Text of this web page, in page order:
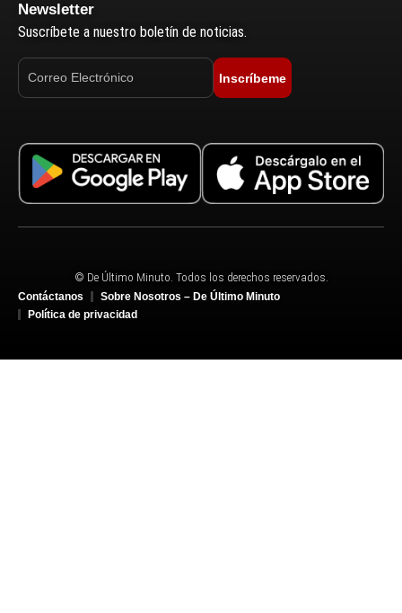
Newsletter
Suscríbete a nuestro boletín de noticias.
Inscríbeme
© De Último Minuto. Todos los derechos reservados.
Contáctanos
Sobre Nosotros – De Último Minuto
Política de privacidad